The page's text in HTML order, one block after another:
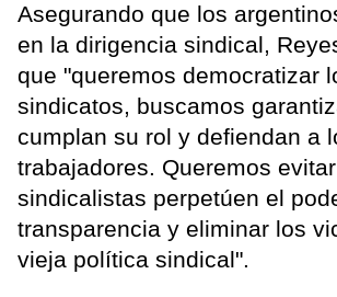
Asegurando que los
en la dirigencia sindical,
que "queremos democratizar
sindicatos, buscamos
cumplan su rol y defiendan a
trabajadores. Queremos
sindicalistas perpetúen el
transparencia y eliminar los
vieja política sindical".